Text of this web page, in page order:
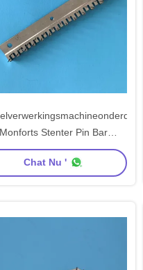
Monforts Stenter Pin Bar
plaat Carbon Steel SS
Naaldmateriaal
Chat Nu '